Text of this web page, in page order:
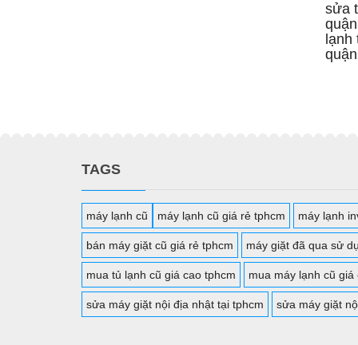
sửa
lạnh
TAGS
máy lạnh cũ máy lạnh cũ giá rẻ tphcm máy lạnh
bán máy giặt cũ giá rẻ tphcm máy giặt đã qua sử
mua tủ lạnh cũ giá cao tphcm mua máy lạnh cũ giá
sửa máy giặt nội địa nhật tại tphcm sửa máy giặt